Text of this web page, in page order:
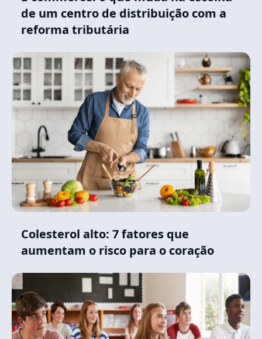
de um centro de distribuição com a
reforma tributária
Colesterol alto: 7 fatores que
aumentam o risco para o coração